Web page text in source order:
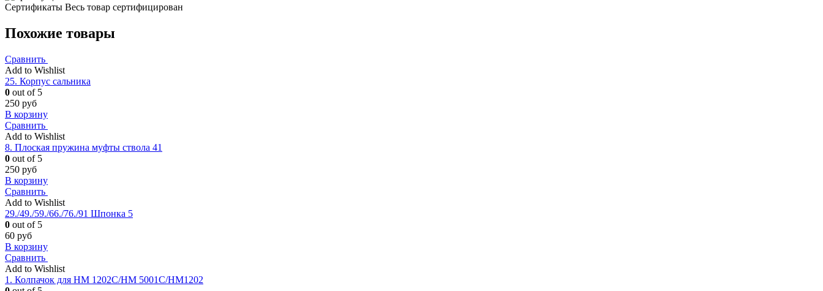
Сертификаты Весь товар сертифицирован
Похожие товары
Сравнить
Add to Wishlist
25. Корпус сальника
0 out of 5
250 руб
В корзину
Сравнить
Add to Wishlist
8. Плоская пружина муфты ствола 41
0 out of 5
250 руб
В корзину
Сравнить
Add to Wishlist
29./49./59./66./76./91 Шпонка 5
0 out of 5
60 руб
В корзину
Сравнить
Add to Wishlist
1. Колпачок для HM 1202C/HM 5001C/HM1202